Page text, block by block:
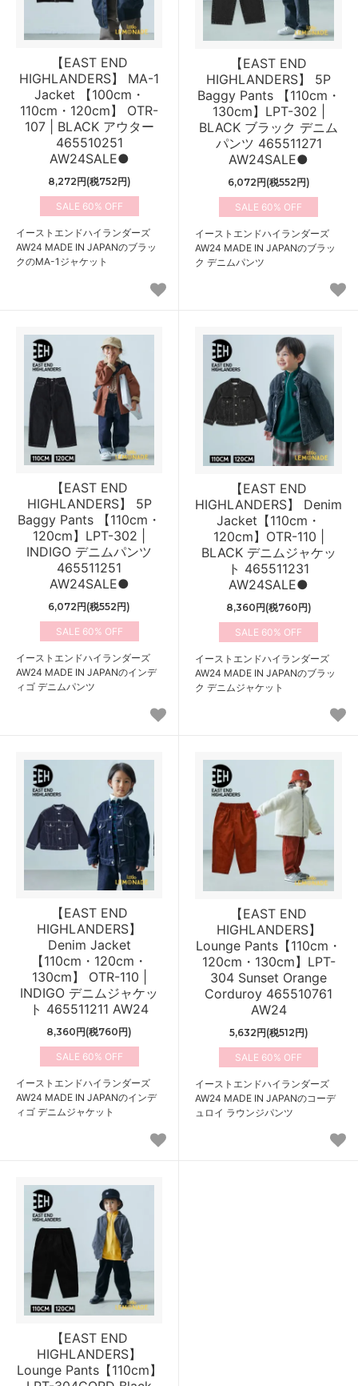
【EAST END
HIGHLANDERS】 MA-1
Jacket 【100cm・
110cm・120cm】 OTR-
107 | BLACK アウター
465510251
AW24SALE●
8,272円(税752円)
60%
イーストエンドハイランダーズ
AW24 MADE IN JAPANのブラッ
クのMA-1ジャケット
【EAST END
HIGHLANDERS】 5P
Baggy Pants 【110cm・
130cm】LPT-302 |
BLACK ブラック デニム
パンツ 465511271
AW24SALE●
6,072円(税552円)
60%
イーストエンドハイランダーズ
AW24 MADE IN JAPANのブラッ
ク デニムパンツ
【EAST END
HIGHLANDERS】 5P
Baggy Pants 【110cm・
120cm】LPT-302 |
INDIGO デニムパンツ
465511251
AW24SALE●
6,072円(税552円)
60%
イーストエンドハイランダーズ
AW24 MADE IN JAPANのインデ
ィゴ デニムパンツ
【EAST END
HIGHLANDERS】 Denim
Jacket【110cm・
120cm】OTR-110 |
BLACK デニムジャケッ
ト 465511231
AW24SALE●
8,360円(税760円)
60%
イーストエンドハイランダーズ
AW24 MADE IN JAPANのブラッ
ク デニムジャケット
【EAST END
HIGHLANDERS】
Denim Jacket
【110cm・120cm・
130cm】 OTR-110 |
INDIGO デニムジャケッ
ト 465511211 AW24
8,360円(税760円)
60%
イーストエンドハイランダーズ
AW24 MADE IN JAPANのインデ
ィゴ デニムジャケット
【EAST END
HIGHLANDERS】
Lounge Pants【110cm・
120cm・130cm】LPT-
304 Sunset Orange
Corduroy 465510761
AW24
5,632円(税512円)
60%
イーストエンドハイランダーズ
AW24 MADE IN JAPANのコーデ
ュロイ ラウンジパンツ
【EAST END
HIGHLANDERS】
Lounge Pants【110cm】